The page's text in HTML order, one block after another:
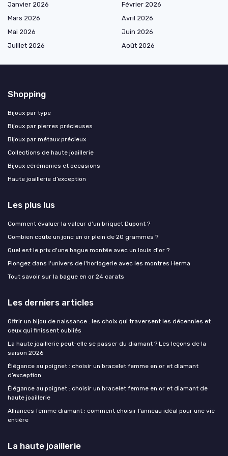
Janvier 2026
Février 2026
Mars 2026
Avril 2026
Mai 2026
Juin 2026
Juillet 2026
Août 2026
Shopping
Bijoux par type
Bijoux par pierres précieuses
Bijoux par métaux précieux
Collections de haute joaillerie
Bijoux cérémonies et occasions
Haute joaillerie d’exception
Les plus lus
Comment évaluer la valeur d'un briquet Dupont ?
Combien coûte un jonc en or plein de 20 grammes ?
Quel est le prix d'une bague montée avec un louis d'or ?
Plongez dans l'univers de l'horlogerie avec les montres Herma
Tout savoir sur la bague en or 24 carats
Les derniers articles
Offrir un bijou de naissance : les choix qui traversent les décennies et
ceux qui finissent oubliés
La haute joaillerie peut-elle se passer du diamant ? Les leçons de la
saison 2026
Élégance au poignet : choisir un bracelet femme en or et diamant
d’exception
Élégance au poignet : choisir un bracelet femme en or et diamant de
haute joaillerie
Alliances femme diamant : comment choisir l’anneau idéal pour une vie
entière
La haute joaillerie